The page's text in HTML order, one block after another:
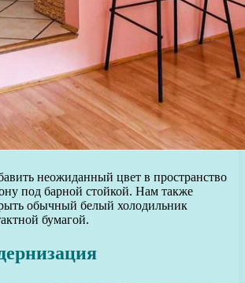
неожиданный цвет в пространство
под барной стойкой. Нам также
обычный белый холодильник
бумагой.